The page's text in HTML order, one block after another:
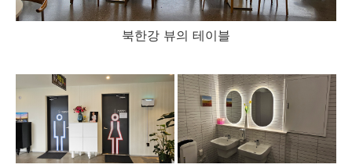
북한강 뷰의 테이블